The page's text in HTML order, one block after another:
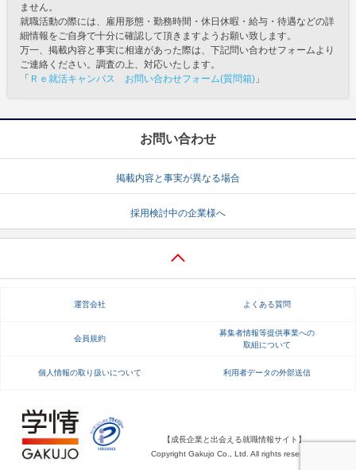
ません。
就職活動の際には、雇用形態・勤務時間・休日休暇・給与・待遇などの詳
細情報をご自身で十分に確認して頂きますようお願い致します。
万一、掲載内容と事実に相違があった際は、下記問い合わせフォームより
ご連絡ください。調査の上、対応いたします。
「 Ｒｅ就活キャンパス お問い合わせフォーム(質問箱) 」
お問い合わせ
掲載内容と事実が異なる場合
採用検討中の企業様へ
運営会社 よくある質問
会員規約
募集者情報等提供事業への
取組について
個人情報の取り扱いについて 利用者データの外部送信
【成長企業と出会える就職情報サイト】
Copyright Gakujo Co., Ltd. All rights reserved.